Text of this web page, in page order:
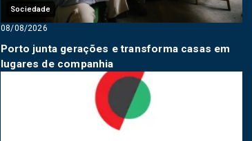
Sociedade
08/08/2026
Porto junta gerações e transforma casas em
lugares de companhia